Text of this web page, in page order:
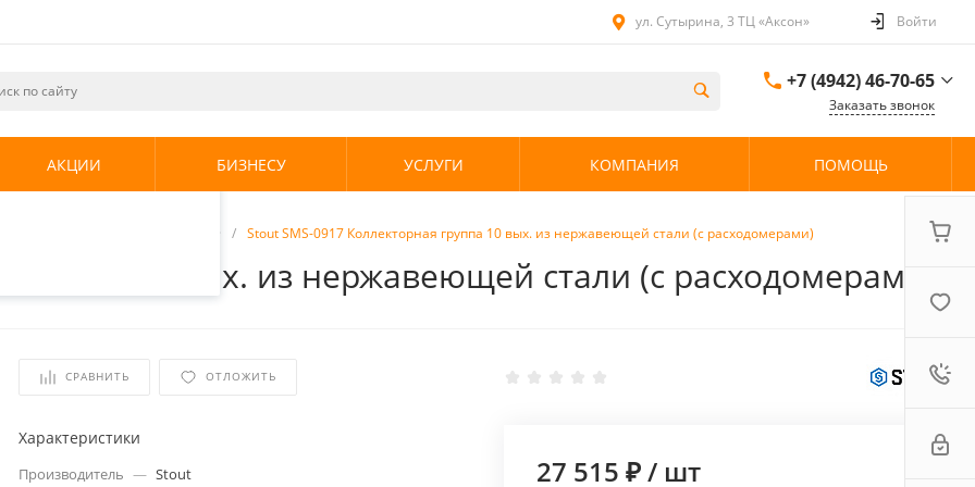
и
использования.
.
ул. Сутырина, 3 ТЦ «Аксон» Войти
+7 (4942) 46-70-65
ул. Сутырина, 3 ТЦ
Заказать звонок
АКЦИИ БИЗНЕСУ УСЛУГИ КОМПАНИЯ ПОМОЩЬ
/ Stout SMS-0917 Коллекторная группа 10 вых. из нержавеющей стали (с расходомерами)
группа 10 вых. из нержавеющей стали (с расходомерами)
СРАВНИТЬ ОТЛОЖИТЬ
Характеристики
Производитель — Stout
27 515 ₽/ шт